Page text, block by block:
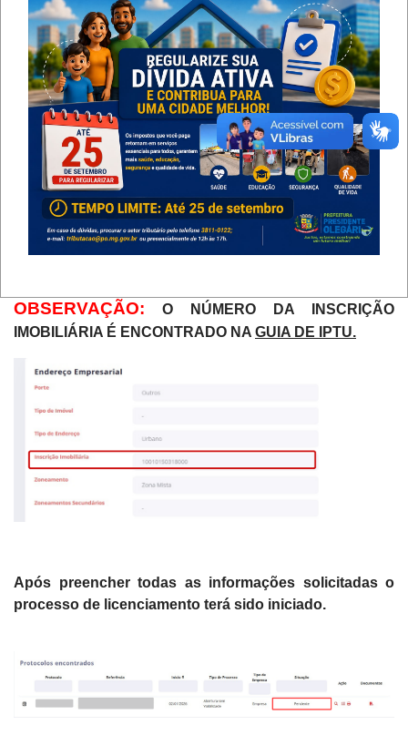
CASO O ENDEREÇO DA EMPRESA SEJA URBANO,
NO MOMENTO DE PREENCHER A"INSCRIÇÃO
IMOBILIÁRIA
NÃO
INFORMAR O ZERO (0) INICIAL
OBSERVAÇÃO: O NÚMERO DA INSCRIÇÃO
IMOBILIÁRIA É ENCONTRADO NA GUIA DE IPTU.
Após preencher todas as informações solicitadas o
processo de licenciamento terá sido iniciado.